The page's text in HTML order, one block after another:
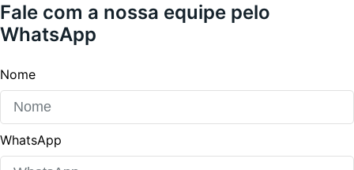
Fale com a nossa equipe pelo
WhatsApp
Nome
WhatsApp